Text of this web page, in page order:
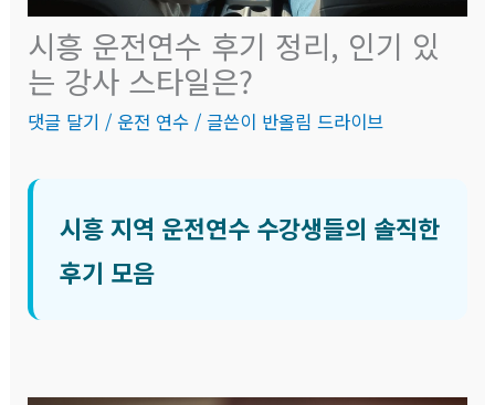
시흥 운전연수 후기 정리, 인기 있
는 강사 스타일은?
댓글 달기 /운전 연수 / 글쓴이 반올림 드라이브
시흥 지역 운전연수 수강생들의 솔직한
후기 모음